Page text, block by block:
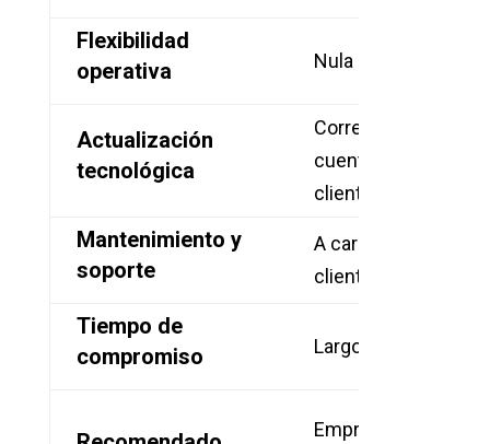
Flexibilidad
operativa
Nula
Actualización
tecnológica
Corre por
cuenta del
cliente
Mantenimiento y
soporte
A cargo del
cliente
Tiempo de
compromiso
Largo
Empresas